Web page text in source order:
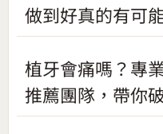
做到好真的有可
植牙會痛嗎？專
推薦團隊，帶你